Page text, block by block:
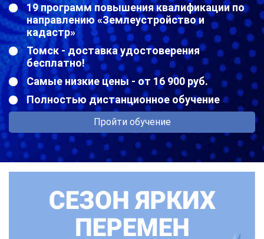
19 программ повышения квалификации по
направлению «Землеустройство и
кадастр»
Томск - доставка удостоверения
бесплатно!
Самые низкие цены - от 16 900 руб.
Полностью дистанционное обучение
Пройти обучение